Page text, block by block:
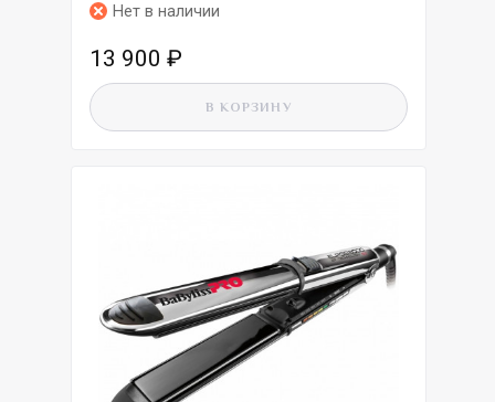
Нет в наличии
13 900 ₽
В КОРЗИНУ